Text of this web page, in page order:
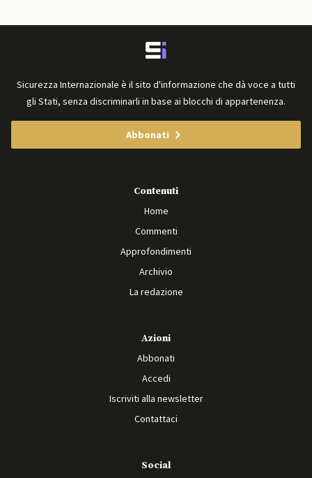
Sicurezza Internazionale è il sito d'informazione che dà voce a tutti
gli Stati, senza discriminarli in base ai blocchi di appartenenza.
Abbonati
Contenuti
Home
Commenti
Approfondimenti
Archivio
La redazione
Azioni
Abbonati
Accedi
Iscriviti alla newsletter
Contattaci
Social